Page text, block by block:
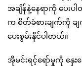
အချိန်နဲ့နေရာကို ပေးပ
က စိတ်ခံစားချက်ကို ချ
ပေးစွမ်းနိုင်ပါတယ်။
အိုမင်းရင့်ရော်မှုကို နှေ